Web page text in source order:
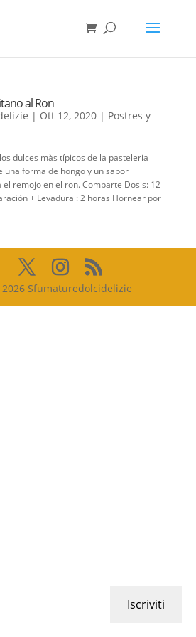
al Ron
| Ott 12, 2020| Postres y
dulces màs típicos de la pasteleria
una forma de hongo y un sabor
remojo en el ron. Comparte Dosis: 12
+ Levadura : 2 horas Hornear por
Sfumaturedolcidelizie
Iscriviti